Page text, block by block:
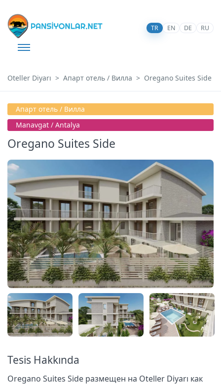
TR EN DE RU
Oteller Diyarı Апарт отель / Вилла Oregano Suites Side
Апарт отель / Вилла
Manavgat / Antalya
Oregano Suites Side
Tesis Hakkında
Oregano Suites Side размещен на Oteller Diyarı как